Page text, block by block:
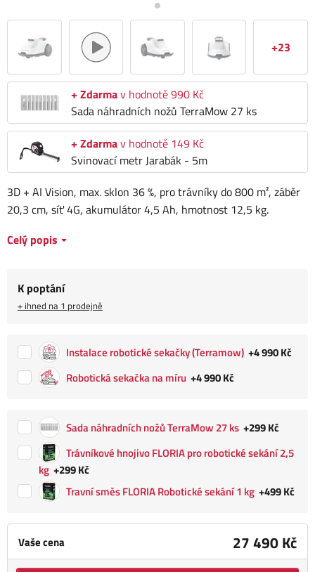
+23
+ Zdarmav hodnotě 990 Kč
Sada náhradních nožů TerraMow 27 ks
+ Zdarmav hodnotě 149 Kč
Svinovací metr Jarabák - 5m
Vaše cena 27 490 Kč
3D + AI Vision, max. sklon 36 %, pro trávníky do 800 m², záběr
20,3 cm, síť 4G, akumulátor 4,5 Ah, hmotnost 12,5 kg.
Celý popis
K poptání
+ ihned na 1 prodejně
Instalace robotické sekačky (Terramow) +4 990 Kč
Robotická sekačka na míru +4 990 Kč
Sada náhradních nožů TerraMow 27 ks +299 Kč
Trávníkové hnojivo FLORIA pro robotické sekání 2,5
kg +299 Kč
Travní směs FLORIA Robotické sekání 1 kg +499 Kč